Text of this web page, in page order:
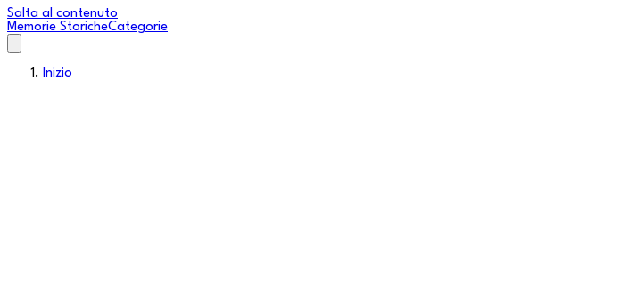
Salta al contenuto
Memorie StoricheCategorie
Inizio